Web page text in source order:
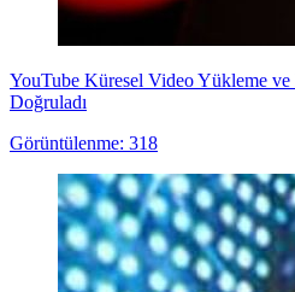
YouTube Küresel Video Yükleme
Doğruladı
Görüntülenme: 318